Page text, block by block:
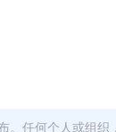
任何个人或组